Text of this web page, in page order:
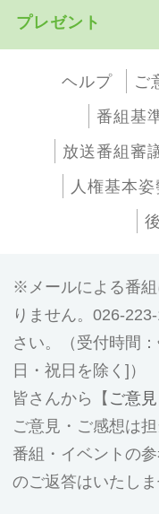
プレゼント
ヘルプ ご
番組基
放送番組審
人権基本姿
メールによる番
りません。026-
さい。（受付時間
日・祝日を除く]）
皆さんから【 ご意
ご意見・ご感想は
番組・イベントの
のご返答はいたし